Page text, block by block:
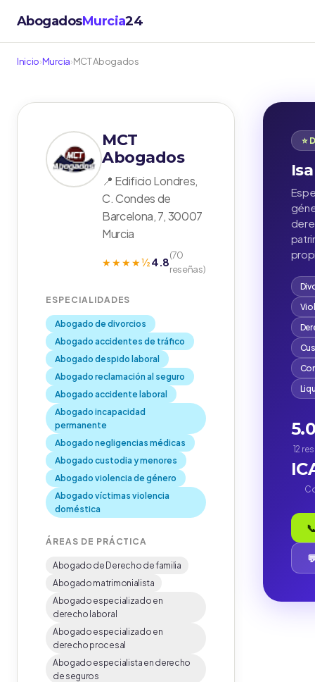
AbogadosMurcia24
Inicio›Murcia›MCT Abogados
MCT
Abogados
📍 Edificio Londres,
C. Condes de
Barcelona, 7, 30007
Murcia
★★★★½4.8(70
reseñas)
ESPECIALIDADES
Abogado de divorcios
Abogado accidentes de tráfico
Abogado despido laboral
Abogado reclamación al seguro
Abogado accidente laboral
Abogado incapacidad
permanente
Abogado negligencias médicas
Abogado custodia y menores
Abogado violencia de género
Abogado víctimas violencia
doméstica
ÁREAS DE PRÁCTICA
Abogado de Derecho de familia
Abogado matrimonialista
Abogado especializado en
derecho laboral
Abogado especializado en
derecho procesal
Abogado especialista en derecho
de seguros
⭐
12